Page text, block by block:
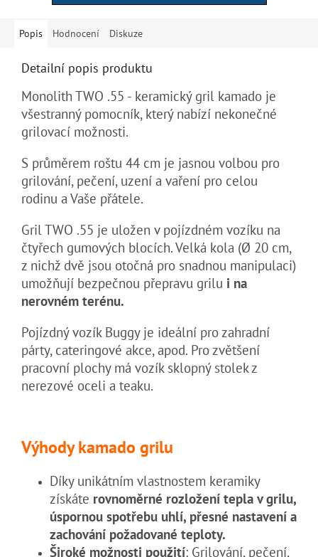
Popis Hodnocení Diskuze
Detailní popis produktu
Monolith TWO .55 - keramický gril kamado je
všestranný pomocník, který nabízí nekonečné
grilovací možnosti.
S průměrem roštu 44 cm je jasnou volbou pro
grilování, pečení, uzení a vaření pro celou
rodinu a Vaše přátele.
Gril TWO .55 je uložen v pojízdném vozíku na
čtyřech gumových blocích. Velká kola (Ø 20 cm,
z nichž dvě jsou otočná pro snadnou manipulaci)
umožňují bezpečnou přepravu grilu i na
nerovném terénu.
Pojízdný vozík Buggy je ideální pro zahradní
párty, cateringové akce, apod. Pro zvětšení
pracovní plochy má vozík sklopný stolek z
nerezové oceli a teaku.
Výhody kamado grilu
Díky unikátním vlastnostem keramiky
získáte rovnoměrné rozložení tepla v grilu,
úspornou spotřebu uhlí, přesné nastavení a
zachování požadované teploty.
Široké možnosti použití: Grilování, pečení,